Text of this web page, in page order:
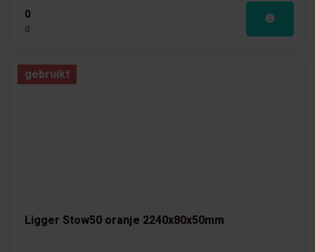
0
0
Ligger Stow50 oranje 2240x80x50mm
gebruikt